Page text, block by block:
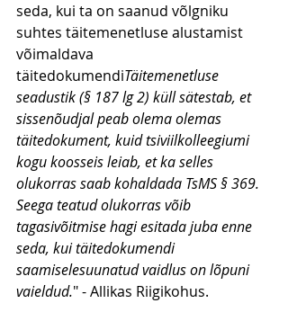
seda, kui ta on saanud võlgniku
suhtes täitemenetluse alustamist
võimaldava
täitedokumendiTäitemenetluse
seadustik (§ 187 lg 2) küll sätestab, et
sissenõudjal peab olema olemas
täitedokument, kuid tsiviilkolleegiumi
kogu koosseis leiab, et ka selles
olukorras saab kohaldada TsMS § 369.
Seega teatud olukorras võib
tagasivõitmise hagi esitada juba enne
seda, kui täitedokumendi
saamiselesuunatud vaidlus on lõpuni
vaieldud." - Allikas Riigikohus.